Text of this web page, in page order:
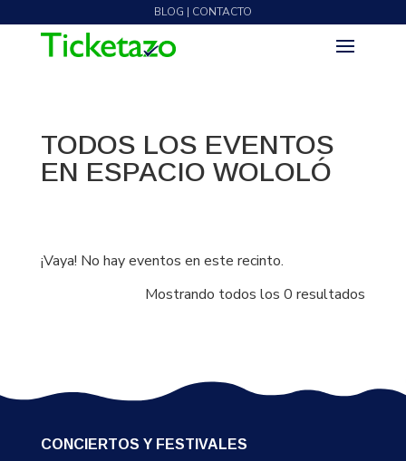
BLOG | CONTACTO
TODOS LOS EVENTOS
EN ESPACIO WOLOLÓ
¡Vaya! No hay eventos en este recinto.
Mostrando todos los 0 resultados
CONCIERTOS Y FESTIVALES